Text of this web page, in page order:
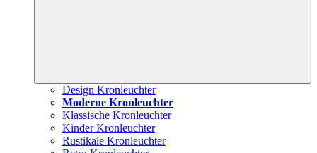
Design Kronleuchter
Moderne Kronleuchter
Klassische Kronleuchter
Kinder Kronleuchter
Rustikale Kronleuchter